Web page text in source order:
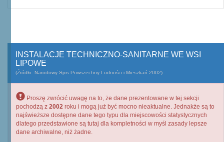
INSTALACJE TECHNICZNO-SANITARNE WE WSI
LIPOWE
(Źródło: Narodowy Spis Powszechny Ludności i Mieszkań 2002)
Proszę zwrócić uwagę na to, że dane prezentowane w tej sekcji
pochodzą z 2002 roku i mogą już być mocno nieaktualne. Jednakże są to
najświeższe dostępne dane tego typu dla miejscowości statystycznych
dlatego przedstawione są tutaj dla kompletności w myśl zasady lepsze
dane archiwalne, niż żadne.